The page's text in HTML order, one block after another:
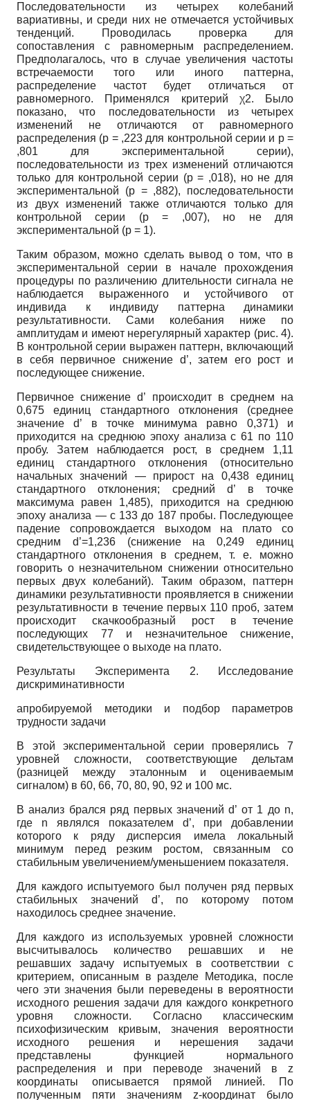
Последовательности из четырех колебаний
вариативны, и среди них не отмечается устойчивых
тенденций. Проводилась проверка для
сопоставления с равномерным распределением.
Предполагалось, что в случае увеличения частоты
встречаемости того или иного паттерна,
распределение частот будет отличаться от
равномерного. Применялся критерий χ2. Было
показано, что последовательности из четырех
изменений не отличаются от равномерного
распределения (p = ,223 для контрольной серии и p =
,801 для экспериментальной серии),
последовательности из трех изменений отличаются
только для контрольной серии (p = ,018), но не для
экспериментальной (p = ,882), последовательности
из двух изменений также отличаются только для
контрольной серии (p = ,007), но не для
экспериментальной (p = 1).
Таким образом, можно сделать вывод о том, что в
экспериментальной серии в начале прохождения
процедуры по различению длительности сигнала не
наблюдается выраженного и устойчивого от
индивида к индивиду паттерна динамики
результативности. Сами колебания ниже по
амплитудам и имеют нерегулярный характер (рис. 4).
В контрольной серии выражен паттерн, включающий
в себя первичное снижение d’, затем его рост и
последующее снижение.
Первичное снижение d’ происходит в среднем на
0,675 единиц стандартного отклонения (среднее
значение d’ в точке минимума равно 0,371) и
приходится на среднюю эпоху анализа с 61 по 110
пробу. Затем наблюдается рост, в среднем 1,11
единиц стандартного отклонения (относительно
начальных значений — прирост на 0,438 единиц
стандартного отклонения; средний d’ в точке
максимума равен 1,485), приходится на среднюю
эпоху анализа — с 133 до 187 пробы. Последующее
падение сопровождается выходом на плато со
средним d’=1,236 (снижение на 0,249 единиц
стандартного отклонения в среднем, т. е. можно
говорить о незначительном снижении относительно
первых двух колебаний). Таким образом, паттерн
динамики результативности проявляется в снижении
результативности в течение первых 110 проб, затем
происходит скачкообразный рост в течение
последующих 77 и незначительное снижение,
свидетельствующее о выходе на плато.
Результаты Эксперимента 2. Исследование
дискриминативности
апробируемой методики и подбор параметров
трудности задачи
В этой экспериментальной серии проверялись 7
уровней сложности, соответствующие дельтам
(разницей между эталонным и оцениваемым
сигналом) в 60, 66, 70, 80, 90, 92 и 100 мс.
В анализ брался ряд первых значений d’ от 1 до n,
где n являлся показателем d’, при добавлении
которого к ряду дисперсия имела локальный
минимум перед резким ростом, связанным со
стабильным увеличением/уменьшением показателя.
Для каждого испытуемого был получен ряд первых
стабильных значений d’, по которому потом
находилось среднее значение.
Для каждого из используемых уровней сложности
высчитывалось количество решавших и не
решавших задачу испытуемых в соответствии с
критерием, описанным в разделе Методика, после
чего эти значения были переведены в вероятности
исходного решения задачи для каждого конкретного
уровня сложности. Согласно классическим
психофизическим кривым, значения вероятности
исходного решения и нерешения задачи
представлены функцией нормального
распределения и при переводе значений в z
координаты описывается прямой линией. По
полученным пяти значениям z-координат было